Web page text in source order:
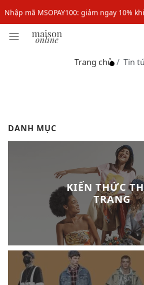
Nhập mã MSOPAY100: giảm ngay 10%
Nhập mã: MSOXINCHAO - Giảm 10%
Nhập mã: MSOXINCHAO - Giảm 10%
Trang chủ Tin
DANH MỤC
KIẾN THỨC
TRANG